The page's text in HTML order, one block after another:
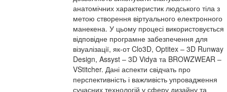
анатомічних характеристик людського тіла з
метою створення віртуального електронного
манекена. У цьому процесі використовується
відповідне програмне забезпечення для
візуалізації, як-от Clo3D, Optitex – 3D Runway
Design, Assyst – 3D Vidya та BROWZWEAR –
VStitcher. Дані аспекти свідчать про
перспективність і важливість упровадження
сучасних технологій у сферу дизайну та